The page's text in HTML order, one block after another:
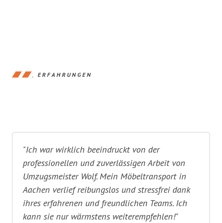
ERFAHRUNGEN
"Ich war wirklich beeindruckt von der
professionellen und zuverlässigen Arbeit von
Umzugsmeister Wolf. Mein Möbeltransport in
Aachen verlief reibungslos und stressfrei dank
ihres erfahrenen und freundlichen Teams. Ich
kann sie nur wärmstens weiterempfehlen!"